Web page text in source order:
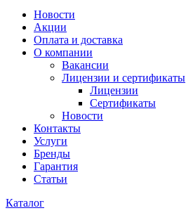
Новости
Акции
Оплата и доставка
О компании
Вакансии
Лицензии и сертификаты
Лицензии
Сертификаты
Новости
Контакты
Услуги
Бренды
Гарантия
Статьи
Каталог